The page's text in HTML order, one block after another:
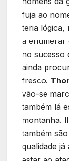
fuja ao
teria lógica,
a enumerar
no sucesso
ainda
fresco.
vão-se
também lá
montanha.
também
qualidade já